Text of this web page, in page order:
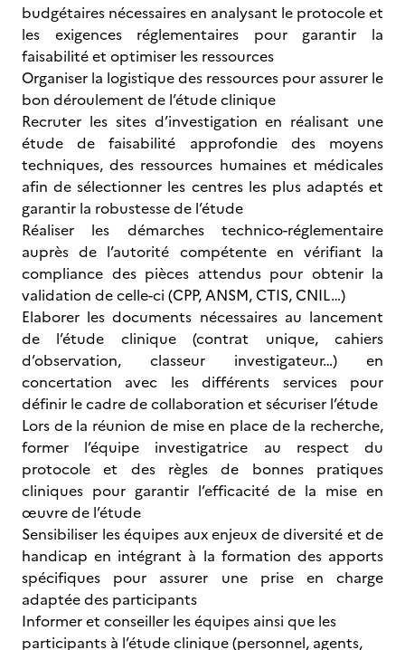
budgétaires nécessaires en analysant le protocole et
les exigences réglementaires pour garantir la
faisabilité et optimiser les ressources
Organiser la logistique des ressources pour assurer le
bon déroulement de l’étude clinique
Recruter les sites d’investigation en réalisant une
étude de faisabilité approfondie des moyens
techniques, des ressources humaines et médicales
afin de sélectionner les centres les plus adaptés et
garantir la robustesse de l’étude
Réaliser les démarches technico-réglementaire
auprès de l’autorité compétente en vérifiant la
compliance des pièces attendus pour obtenir la
validation de celle-ci (CPP, ANSM, CTIS, CNIL…)
Elaborer les documents nécessaires au lancement
de l’étude clinique (contrat unique, cahiers
d’observation, classeur investigateur…) en
concertation avec les différents services pour
définir le cadre de collaboration et sécuriser l’étude
Lors de la réunion de mise en place de la recherche,
former l’équipe investigatrice au respect du
protocole et des règles de bonnes pratiques
cliniques pour garantir l’efficacité de la mise en
œuvre de l’étude
Sensibiliser les équipes aux enjeux de diversité et de
handicap en intégrant à la formation des apports
spécifiques pour assurer une prise en charge
adaptée des participants
Informer et conseiller les équipes ainsi que les
participants à l’étude clinique (personnel, agents,